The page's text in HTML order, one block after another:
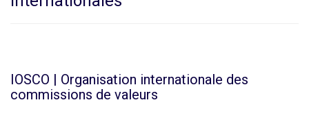
IOSCO | Organisation internationale des
commissions de valeurs